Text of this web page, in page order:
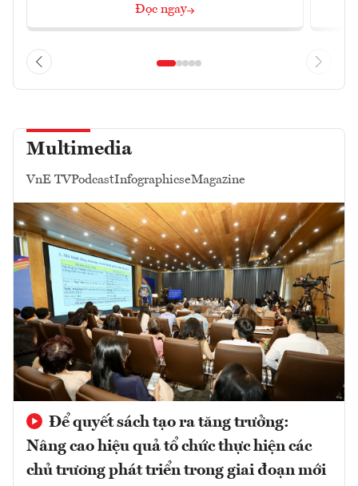
Đọc ngay
Multimedia
VnE TVPodcastInfographicseMagazine
Để quyết sách tạo ra tăng trưởng:
Nâng cao hiệu quả tổ chức thực hiện các
chủ trương phát triển trong giai đoạn mới